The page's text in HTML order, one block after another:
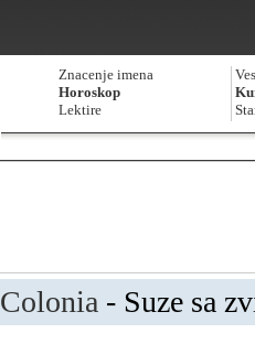
Znacenje imena
Horoskop
Lektire
Colonia - Suze sa